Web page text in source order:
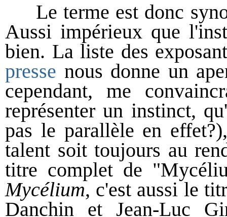
Le terme est donc
Aussi impérieux que
bien. La liste des
presse nous donne un
cependant, me
représenter un instinct,
pas le parallèle en
talent soit toujours au
titre complet de
Mycélium, c'est aussi le
Danchin et Jean-Luc